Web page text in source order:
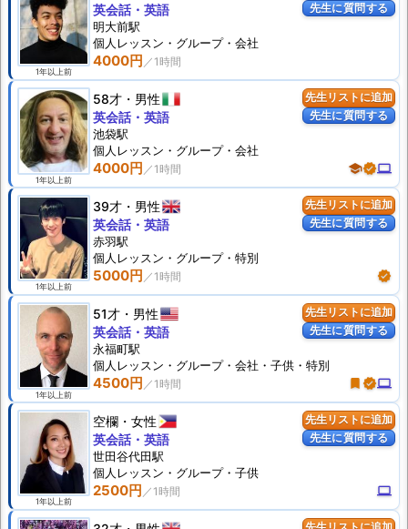
先生に質問する
1年以上前
4000円
英会話・英語
明大前駅
個人 レッスン ・グループ・会社
先生リストに追加
先生に質問する
1年以上前
58才 男性
4000円 schoolverifiedcomputer
英会話・英語
池袋駅
個人 レッスン ・グループ・会社
先生リストに追加
先生に質問する
1年以上前
39才 男性
5000円 verified
英会話・英語
赤羽駅
個人 レッスン ・グループ・特別
先生リストに追加
先生に質問する
1年以上前
51才 男性
4500円 turned_inverifiedcomputer
英会話・英語
永福町駅
個人 レッスン ・グループ・会社・子供・特別
先生リストに追加
先生に質問する
1年以上前
空欄 女性
2500円 computer
英会話・英語
世田谷代田駅
個人 レッスン ・グループ・子供